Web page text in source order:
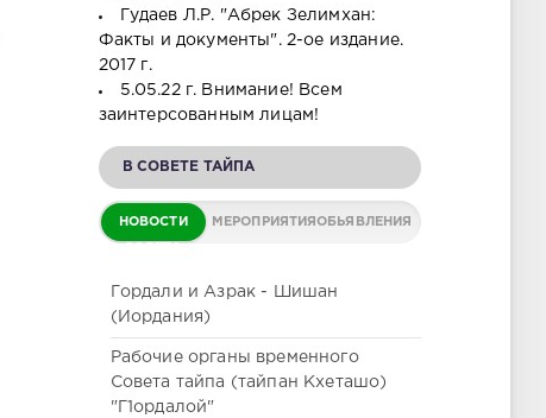
Гудаев Л.Р. "Абрек Зелимхан:
Факты и документы". 2-ое издание.
2017 г.
5.05.22 г. Внимание! Всем
заинтерсованным лицам!
В СОВЕТЕ ТАЙПА
НОВОСТИ МЕРОПРИЯТИЯОБЬЯВЛЕНИЯ
Гордали и Азрак - Шишан
(Иордания)
Рабочие органы временного
Совета тайпа (тайпан Кхеташо)
"Г1ордалой"